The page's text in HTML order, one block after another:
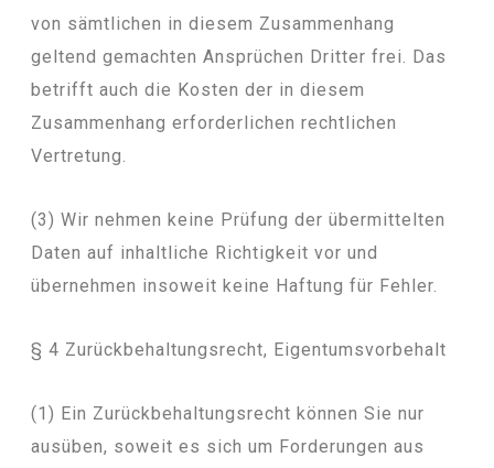
von sämtlichen in diesem Zusammenhang
geltend gemachten Ansprüchen Dritter frei. Das
betrifft auch die Kosten der in diesem
Zusammenhang erforderlichen rechtlichen
Vertretung.
(3) Wir nehmen keine Prüfung der übermittelten
Daten auf inhaltliche Richtigkeit vor und
übernehmen insoweit keine Haftung für Fehler.
§ 4 Zurückbehaltungsrecht, Eigentumsvorbehalt
(1) Ein Zurückbehaltungsrecht können Sie nur
ausüben, soweit es sich um Forderungen aus